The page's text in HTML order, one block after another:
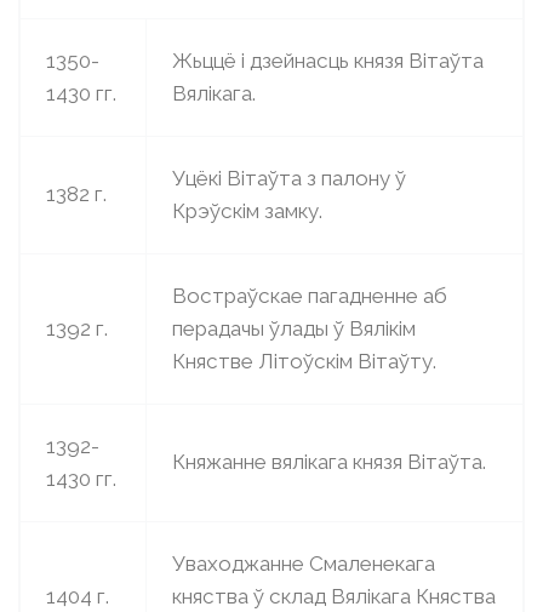
1350-
1430 гг.
Жьццё і дзейнасць князя Вітаўта
Вялікага.
1382 г.
Уцёкі Вітаўта з палону ў
Крэўскім замку.
1392 г.
Востраўскае пагадненне аб
перадачы ўлады ў Вялікім
Княстве Літоўскім Вітаўту.
1392-
1430 гг.
Княжанне вялікага князя Вітаўта.
1404 г.
Уваходжанне Смаленекага
княства ў склад Вялікага Княства